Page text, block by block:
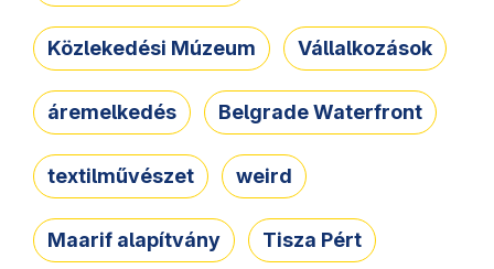
Közlekedési Múzeum Vállalkozások
áremelkedés Belgrade Waterfront
textilművészet weird
Maarif alapítvány Tisza Pért